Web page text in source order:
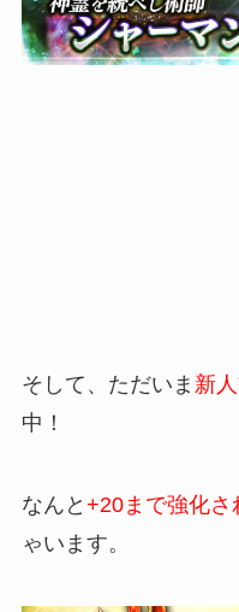
そして、ただいま 新
中！
なんと +20まで強化さ
ゃいます。